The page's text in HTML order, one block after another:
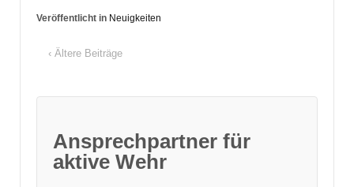
Veröffentlicht in Neuigkeiten
‹ Ältere Beiträge
Ansprechpartner für
aktive Wehr